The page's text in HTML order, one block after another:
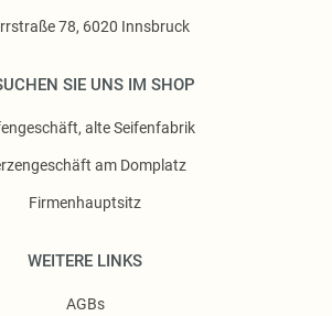
78, 6020 Innsbruck
SIE UNS IM SHOP
alte Seifenfabrik
am Domplatz
Firmenhauptsitz
WEITERE LINKS
AGBs